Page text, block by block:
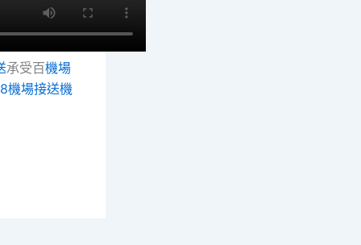
承受百機場
機場接送機